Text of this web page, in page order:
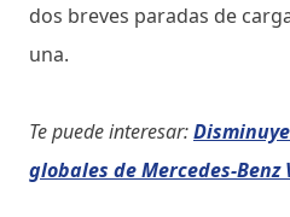
dos breves paradas de
una.
Te puede interesar:
globales de Mercedes-Benz